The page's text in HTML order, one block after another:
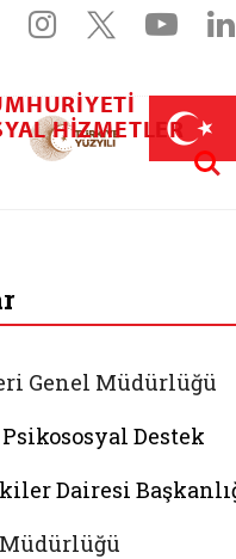
Instagram
X
açılır)sekmede açılır)
bağış sayfası (yeni
HIZMETLER
Genel Müdürlüğü
Destek
Dairesi